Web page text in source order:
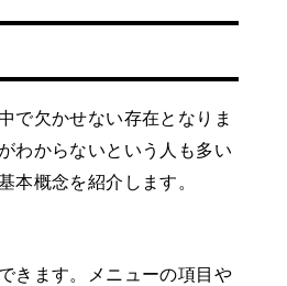
で欠かせない存在となりま
わからないという人も多い
本概念を紹介します。
きます。メニューの項目や